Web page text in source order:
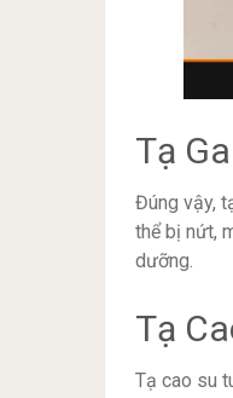
Tạ
Đúng vậy,
thể bị nứt,
dưỡng.
Tạ
Tạ cao su